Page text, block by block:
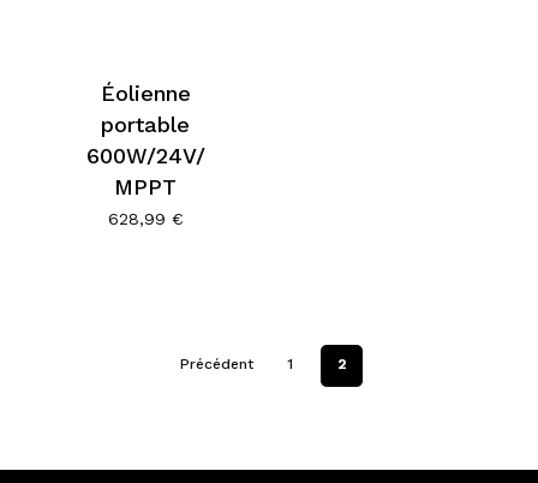
Éolienne
portable
600W/24V/
MPPT
628,99 €
Précédent 1 2